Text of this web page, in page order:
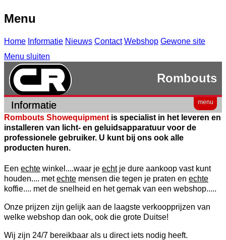
Menu
Home Informatie Nieuws Contact Webshop Gewone site
Menu sluiten
Rombouts
Informatie menu
Rombouts Showequipment is specialist in het leveren en
installeren van licht- en geluidsapparatuur voor de
professionele gebruiker. U kunt bij ons ook alle
producten huren.
Een echte winkel....waar je echtje dure aankoop vast kunt
houden.... metechte mensen die tegen je praten en echte
koffie.... met de snelheid en het gemak van een webshop.....
Onze prijzen zijn gelijk aan de laagste verkoopprijzen van
welke webshop dan ook, ook die grote Duitse!
Wij zijn 24/7 bereikbaar als u direct iets nodig heeft.